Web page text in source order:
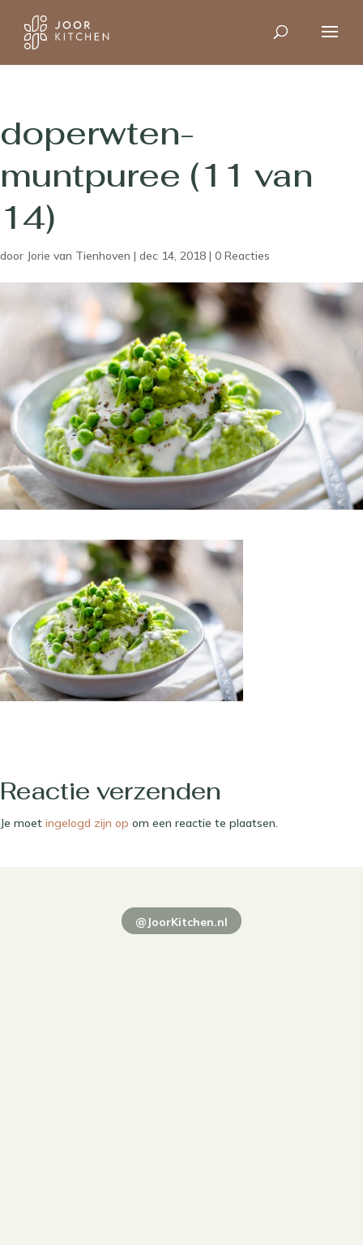
doperwten-
muntpuree (11 van
14)
door Jorie van Tienhoven | dec 14, 2018 | 0 Reacties
Reactie verzenden
Je moet ingelogd zijn op om een reactie te plaatsen.
@JoorKitchen.nl